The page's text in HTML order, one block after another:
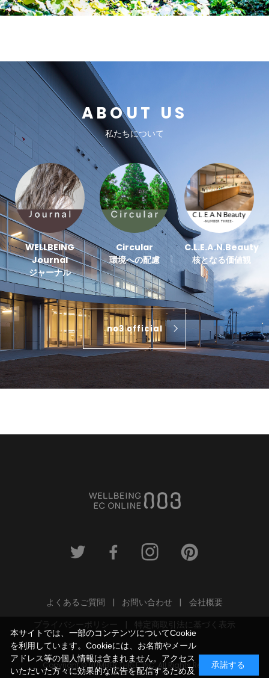
ABOUT US
私たちについて
WELLBEING
Journal
ジャーナル
Circular
環境への配慮
C.L.E.A.N.Beauty
核となる価値観
no3 official
よくあるご質問 お問い合わせ
会社概要
プライバシーポリシー
特定商取引法に基づく表示
Copyright © NUMBER THREE, INC. All Rights Reserved.
本サイトでは、一部のコンテンツについてCookie
を利用しています。Cookieには、お名前やメール
アドレス等の個人情報は含まれません。アクセス
いただいた方々に効果的な広告を配信するため及
承諾する